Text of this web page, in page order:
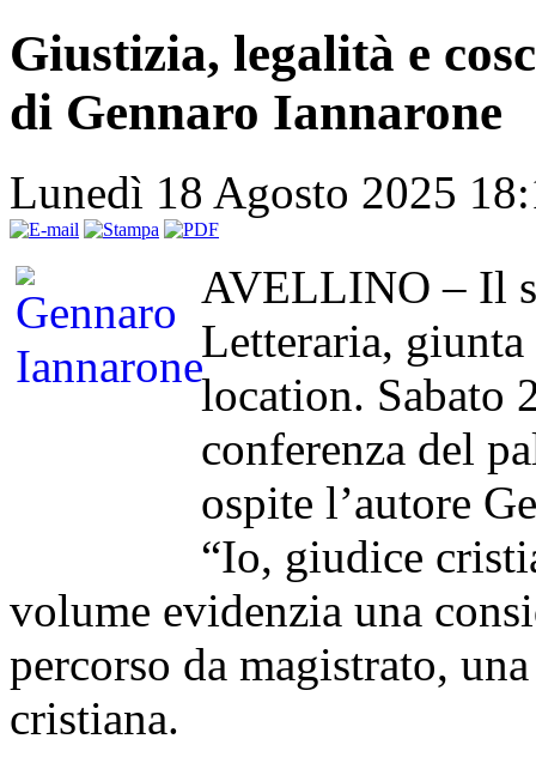
Giustizia, legalità e
di Gennaro Iannarone
Lunedì 18 Agosto 2025
AVELLINO – Il
Letteraria,
location. Sabato
conferenza del
ospite l’autore
“Io, giudice
volume evidenzia una
percorso da magistrato,
cristiana.